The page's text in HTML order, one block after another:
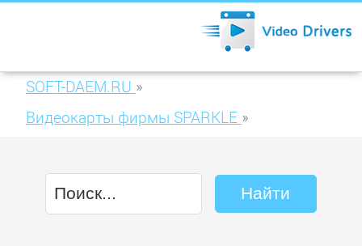
SOFT-DAEM.RU »
Видеокарты фирмы SPARKLE »